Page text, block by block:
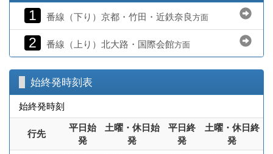
1 番線（下り）京都・竹田・近鉄奈良方面
2 番線（上り）北大路・国際会館方面
始終発時刻表
始終発時刻
行先
平日始
発
土曜・休日始
発
平日終
発
土曜・休日終
発